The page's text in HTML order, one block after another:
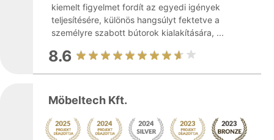
kiemelt figyelmet fordít az egyedi igények
teljesítésére, különös hangsúlyt fektetve a
személyre szabott bútorok kialakítására, ...
8.6
Möbeltech Kft.